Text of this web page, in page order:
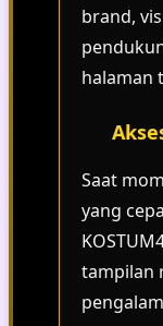
brand,
halaman
Saat
yang
tampilan